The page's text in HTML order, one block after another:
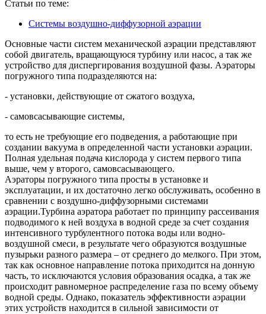
Статьи по теме:
Системы воздушно-диффузорной аэрации
Основные части систем механической аэрации представляют
собой двигатель, вращающуюся турбину или насос, а так же
устройство для диспергирования воздушной фазы. Аэраторы
погружного типа подразделяются на:
- установки, действующие от сжатого воздуха,
- самовсасывающие системы,
то есть не требующие его подведения, а работающие при
создании вакуума в определенной части установки аэрации.
Полная удельная подача кислорода у систем первого типа
выше, чем у второго, самовсасывающего.
Аэраторы погружного типа просты в установке и
эксплуатации, и их достаточно легко обслуживать, особенно в
сравнении с воздушно-диффузорными системами
аэрации.Турбина аэратора работает по принципу рассеивания
подводимого к ней воздуха в водной среде за счет создания
интенсивного турбулентного потока воды или водно-
воздушной смеси, в результате чего образуются воздушные
пузырьки разного размера – от среднего до мелкого. При этом,
так как основное направление потока приходится на донную
часть, то исключаются условия образования осадка, а так же
происходит равномерное распределение газа по всему объему
водной среды. Однако, показатель эффективности аэрации
этих устройств находится в сильной зависимости от